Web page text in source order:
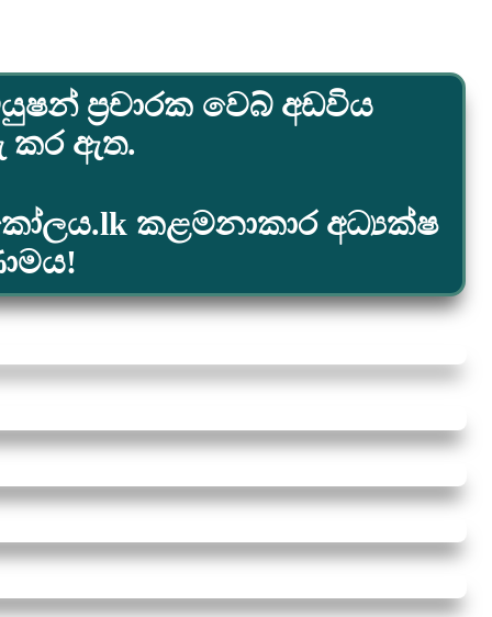
ප්‍රචාරක වෙබ් අඩවිය
කර ඇත.
කළමනාකාර අධ්‍යක්ෂ